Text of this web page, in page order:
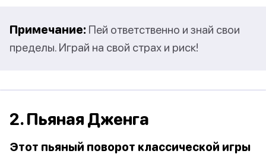
Примечание: Пей ответственно и знай свои
пределы. Играй на свой страх и риск!
2. Пьяная Дженга
Этот пьяный поворот классической игры